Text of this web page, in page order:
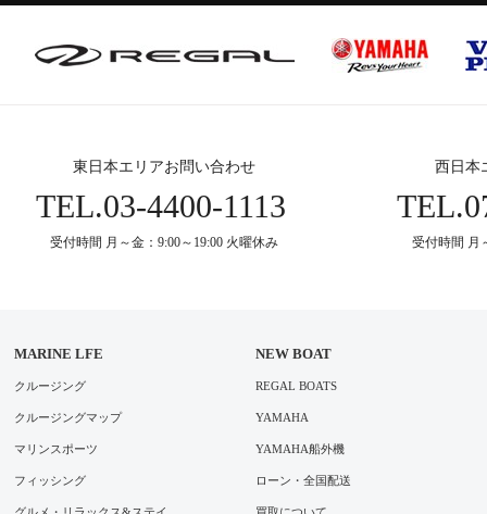
東日本エリアお問い合わせ
TEL.03-4400-1113
受付時間 月～金：9:00～19:00 火曜休み
西日本
TEL.
受付時間 月
MARINE LFE
クルージング
クルージングマップ
マリンスポーツ
フィッシング
NEW BOAT
REGAL BOATS
YAMAHA
YAMAHA船外機
ローン・全国配送